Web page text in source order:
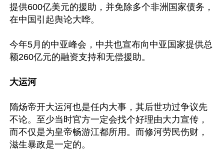
提供600亿美元的援助，并免除多个非洲国家债务，
在中国引起舆论大哗。
今年5月的中亚峰会，中共也宣布向中亚国家提供总
额260亿元的融资支持和无偿援助。
大运河
隋炀帝开大运河也是任内大事，其后世功过争议先
不论。至少当时官方一定会找个好理由大力宣传，
而不仅是为皇帝畅游江都所用。而修河劳民伤财，
滋生暴政是一定的。